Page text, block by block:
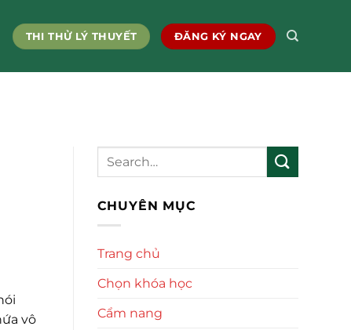
THI THỬ LÝ THUYẾT ĐĂNG KÝ NGAY
vô
CHUYÊN MỤC
Trang chủ
Chọn khóa học
Cẩm nang